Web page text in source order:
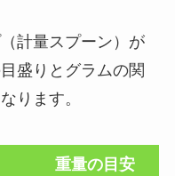
計量スプーン）が
盛りとグラムの関
ります。
重量の目安